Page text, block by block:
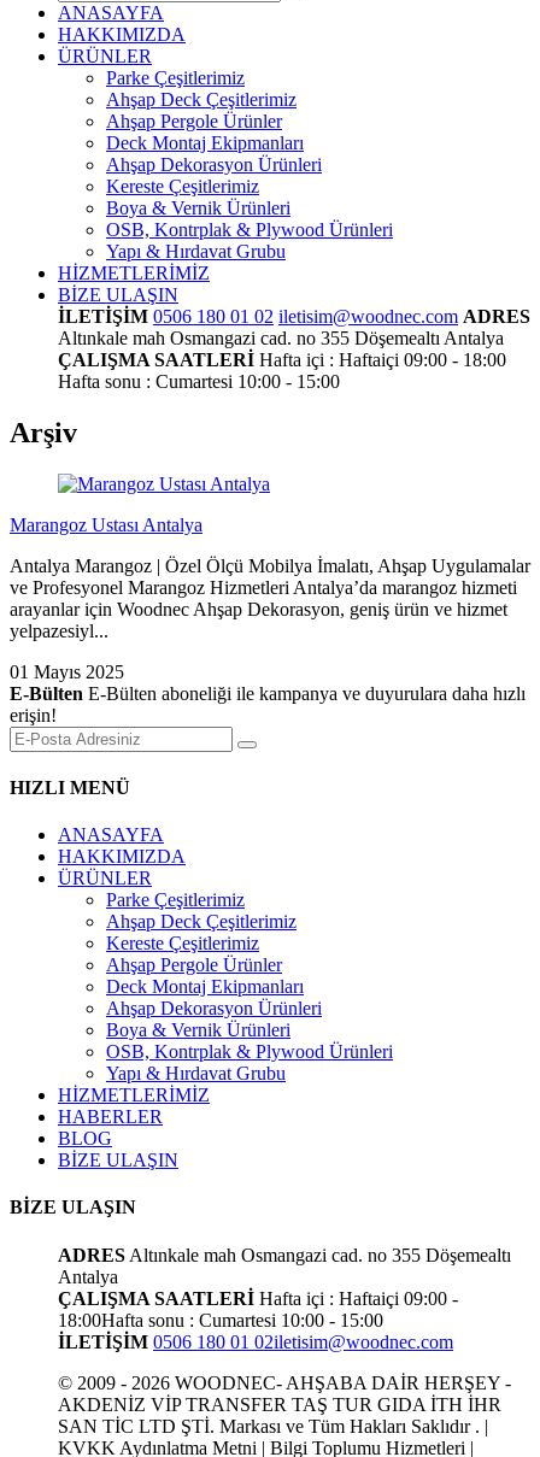
ANASAYFA
HAKKIMIZDA
ÜRÜNLER
Parke Çeşitlerimiz
Ahşap Deck Çeşitlerimiz
Ahşap Pergole Ürünler
Deck Montaj Ekipmanları
Ahşap Dekorasyon Ürünleri
Kereste Çeşitlerimiz
Boya & Vernik Ürünleri
OSB, Kontrplak & Plywood Ürünleri
Yapı & Hırdavat Grubu
HİZMETLERİMİZ
BİZE ULAŞIN
İLETİŞİM 0506 180 01 02 iletisim@woodnec.com ADRES
Altınkale mah Osmangazi cad. no 355 Döşemealtı Antalya
ÇALIŞMA SAATLERİ Hafta içi : Haftaiçi 09:00 - 18:00
Hafta sonu : Cumartesi 10:00 - 15:00
Arşiv
Marangoz Ustası Antalya
Antalya Marangoz | Özel Ölçü Mobilya İmalatı, Ahşap Uygulamalar
ve Profesyonel Marangoz Hizmetleri Antalya’da marangoz hizmeti
arayanlar için Woodnec Ahşap Dekorasyon, geniş ürün ve hizmet
yelpazesiyl...
01 Mayıs 2025
E-Bülten E-Bülten aboneliği ile kampanya ve duyurulara daha hızlı
erişin!
HIZLI MENÜ
ANASAYFA
HAKKIMIZDA
ÜRÜNLER
Parke Çeşitlerimiz
Ahşap Deck Çeşitlerimiz
Kereste Çeşitlerimiz
Ahşap Pergole Ürünler
Deck Montaj Ekipmanları
Ahşap Dekorasyon Ürünleri
Boya & Vernik Ürünleri
OSB, Kontrplak & Plywood Ürünleri
Yapı & Hırdavat Grubu
HİZMETLERİMİZ
HABERLER
BLOG
BİZE ULAŞIN
BİZE ULAŞIN
ADRES Altınkale mah Osmangazi cad. no 355 Döşemealtı
Antalya
ÇALIŞMA SAATLERİ Hafta içi : Haftaiçi 09:00 -
18:00Hafta sonu : Cumartesi 10:00 - 15:00
İLETİŞİM 0506 180 01 02iletisim@woodnec.com
© 2009 - 2026 WOODNEC- AHŞABA DAİR HERŞEY -
AKDENİZ VİP TRANSFER TAŞ TUR GIDA İTH İHR
SAN TİC LTD ŞTİ. Markası ve Tüm Hakları Saklıdır . |
KVKK Aydınlatma Metni | Bilgi Toplumu Hizmetleri |